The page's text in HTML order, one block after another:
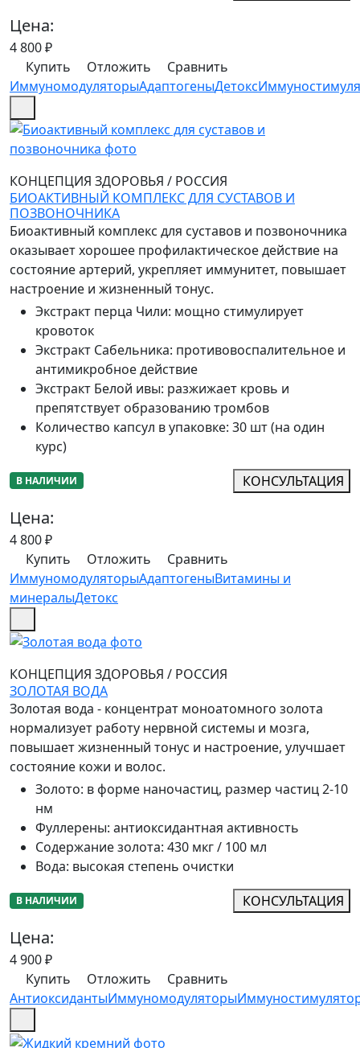
Цена:
4 800₽
Купить
Отложить
Сравнить
ИммуномодуляторыАдаптогеныДетокс
КОНЦЕПЦИЯ ЗДОРОВЬЯ / РОССИЯ
БИОАКТИВНЫЙ КОМПЛЕКС ДЛЯ СУСТАВОВ И
ПОЗВОНОЧНИКА
Биоактивный комплекс для суставов и позвоночника
оказывает хорошее профилактическое действие на
состояние артерий, укрепляет иммунитет, повышает
настроение и жизненный тонус.
Экстракт перца Чили: мощно стимулирует
кровоток
Экстракт Сабельника: противовоспалительное и
антимикробное действие
Экстракт Белой ивы: разжижает кровь и
препятствует образованию тромбов
Количество капсул в упаковке: 30 шт (на один
курс)
В НАЛИЧИИ КОНСУЛЬТАЦИЯ
Цена:
4 800₽
Купить
Отложить
Сравнить
ИммуномодуляторыАдаптогеныВитамины и
минералыДетокс
КОНЦЕПЦИЯ ЗДОРОВЬЯ / РОССИЯ
ЗОЛОТАЯ ВОДА
Золотая вода - концентрат моноатомного золота
нормализует работу нервной системы и мозга,
повышает жизненный тонус и настроение, улучшает
состояние кожи и волос.
Золото: в форме наночастиц, размер частиц 2-10
нм
Фуллерены: антиоксидантная активность
Содержание золота: 430 мкг / 100 мл
Вода: высокая степень очистки
В НАЛИЧИИ КОНСУЛЬТАЦИЯ
Цена:
4 900₽
Купить
Отложить
Сравнить
АнтиоксидантыИммуномодуляторы